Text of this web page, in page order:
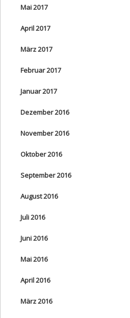
Mai 2017
April 2017
März 2017
Februar 2017
Januar 2017
Dezember 2016
November 2016
Oktober 2016
September 2016
August 2016
Juli 2016
Juni 2016
Mai 2016
April 2016
März 2016